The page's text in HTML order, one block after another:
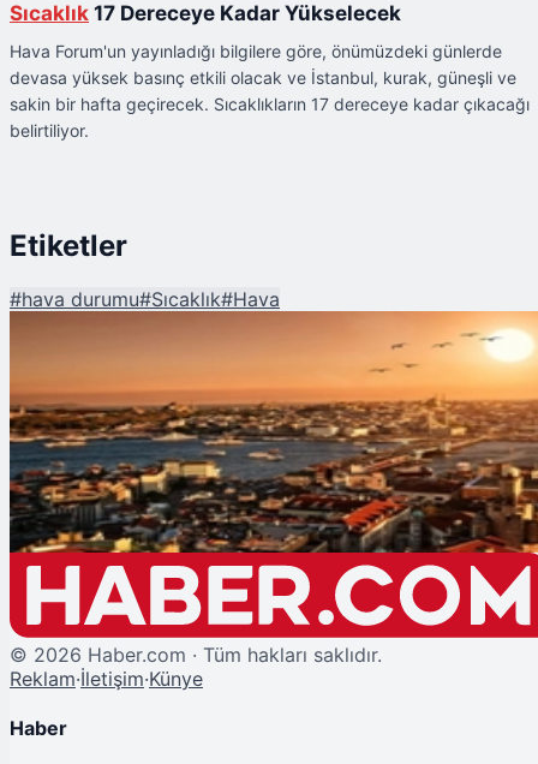
Sıcaklık 17 Dereceye Kadar Yükselecek
Hava Forum'un yayınladığı bilgilere göre, önümüzdeki günlerde
devasa yüksek basınç etkili olacak ve İstanbul, kurak, güneşli ve
sakin bir hafta geçirecek. Sıcaklıkların 17 dereceye kadar çıkacağı
belirtiliyor.
Etiketler
#hava durumu#Sıcaklık#Hava
İstanbullulara Müjde: Pazartesi'den İtibaren Sıcaklıklar Artıyor
© 2026 Haber.com · Tüm hakları saklıdır.
Reklam·İletişim·Künye
Haber